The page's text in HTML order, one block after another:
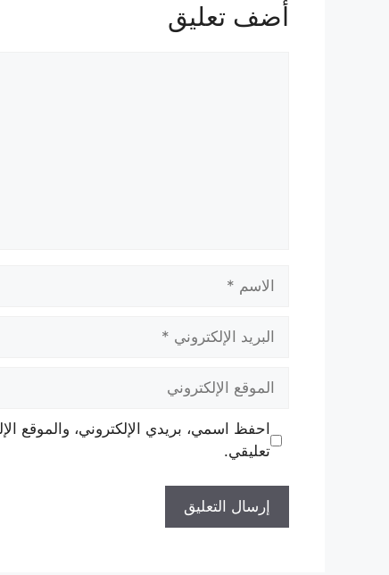
أضف تعليق
الاسم
البريد
الإلكتروني
الموقع
الإلكتروني
احفظ اسمي، بريدي الإلكتروني، والموقع
تعليقي.